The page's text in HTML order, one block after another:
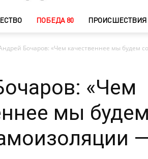
ПОБЕДА 80 ПРОИСШЕСТВИЯ
Бочаров: «Чем качественнее мы будем
«Чем
мы